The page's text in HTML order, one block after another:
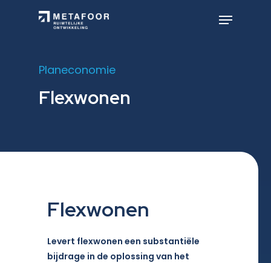
Menu
Planeconomie
Flexwonen
Flexwonen
Levert flexwonen een substantiële
bijdrage in de oplossing van het